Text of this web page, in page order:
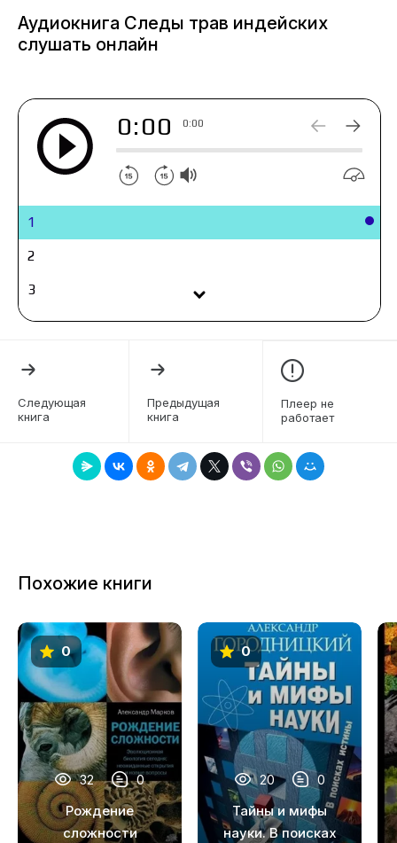
освоении суши растениями и развитии живых
организмов.
Аудиокнига Следы трав индейских
слушать онлайн
0:00 0:00
1
2
3
4
Следующая
книга
Предыдущая
книга
Плеер не
работает
Похожие книги
0
32 0
Рождение
сложности
0
20 0
Тайны и мифы
науки. В поисках